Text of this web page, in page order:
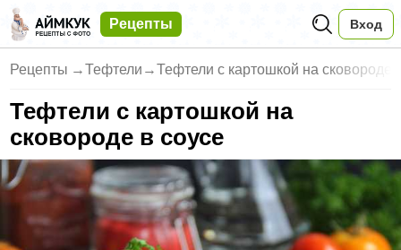
Рецепты Вход
Рецепты →Тефтели →Тефтели с картошкой на сковороде
Тефтели с картошкой на
сковороде в соусе